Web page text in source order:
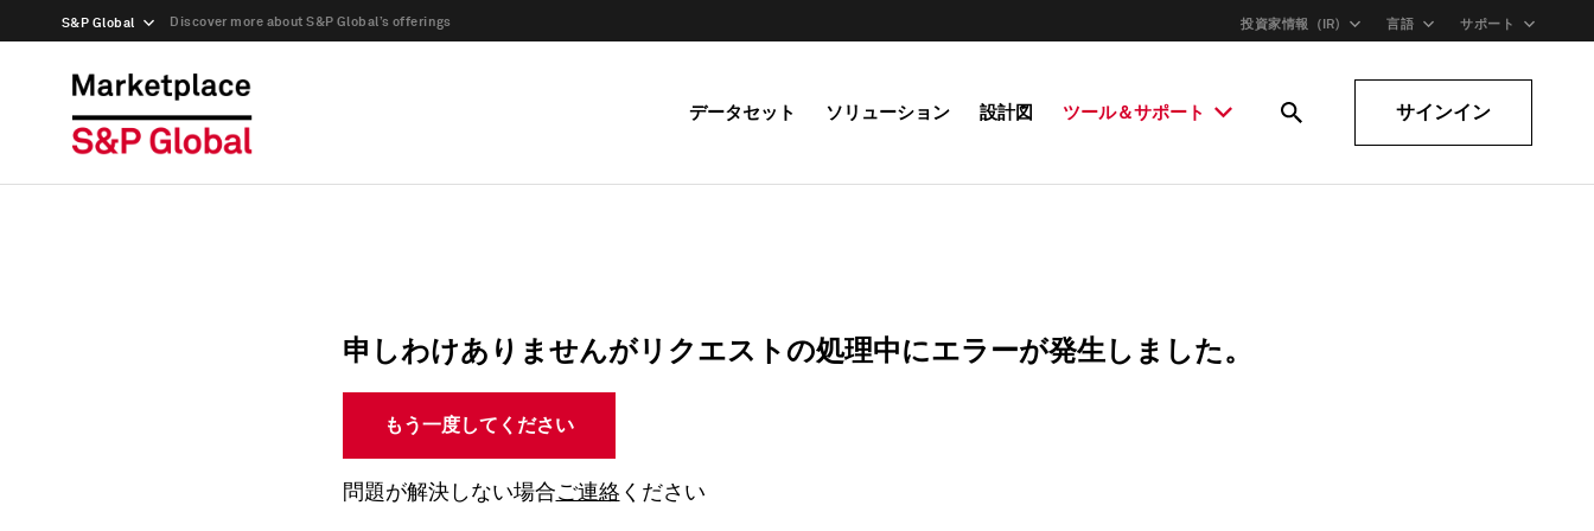
S&P Global Discover more about S&P Global’s offerings 投資家情報（IR) 言語 サポート
データセット ソリューション 設計図 ツール＆サポート サインイン
申しわけありませんがリクエストの処理中にエラーが発生しました。
もう一度してください
問題が解決しない場合ご連絡 ください